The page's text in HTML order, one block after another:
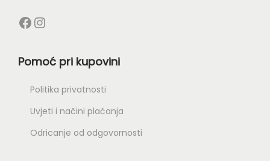
Pomoć pri kupovini
Politika privatnosti
Uvjeti i načini plaćanja
Odricanje od odgovornosti